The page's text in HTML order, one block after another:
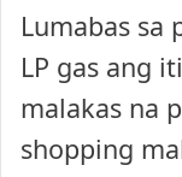
Lumabas sa
LP gas ang
malakas na
shopping